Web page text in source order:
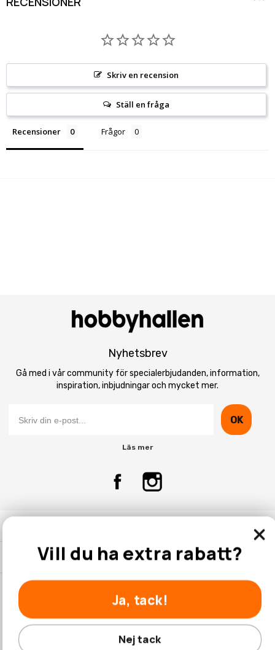
Skriv en recension
Ställ en fråga
Recensioner Frågor
Nyhetsbrev
Gå med i vår community för specialerbjudanden, information,
inspiration, inbjudningar och mycket mer.
OK
Läs mer
Kundtjänst
© 2026 Hobbyhallen.se
Vill du ha extra rabatt?
Ja, tack!
Nej tack